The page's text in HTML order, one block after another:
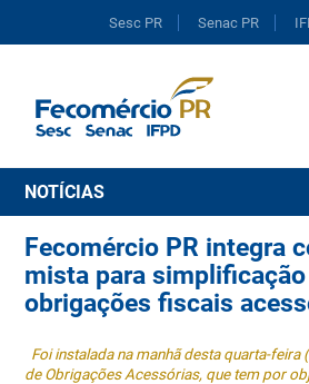
Sesc PR Senac PR
NOTÍCIAS
Fecomércio PR integra
mista para
obrigações fiscais
Foi instalada na manhã desta quarta-
de Obrigações Acessórias, que tem por